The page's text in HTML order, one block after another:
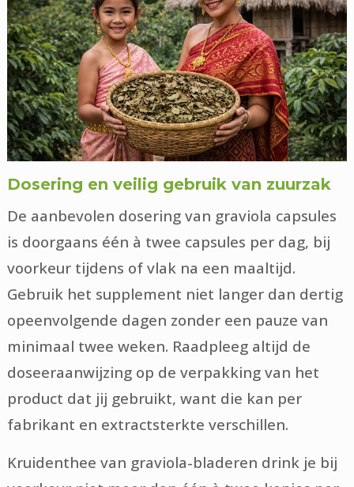
Dosering en veilig gebruik van zuurzak
De aanbevolen dosering van graviola capsules
is doorgaans één à twee capsules per dag, bij
voorkeur tijdens of vlak na een maaltijd.
Gebruik het supplement niet langer dan dertig
opeenvolgende dagen zonder een pauze van
minimaal twee weken. Raadpleeg altijd de
doseeraanwijzing op de verpakking van het
product dat jij gebruikt, want die kan per
fabrikant en extractsterkte verschillen.
Kruidenthee van graviola-bladeren drink je bij